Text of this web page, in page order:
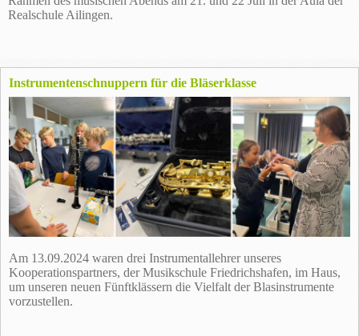
Realschule Ailingen.
Instrumentenschnuppern für die Bläserklasse
Am 13.09.2024 waren drei Instrumentallehrer unseres
Kooperationspartners, der Musikschule Friedrichshafen, im Haus,
um unseren neuen Fünftklässern die Vielfalt der Blasinstrumente
vorzustellen.